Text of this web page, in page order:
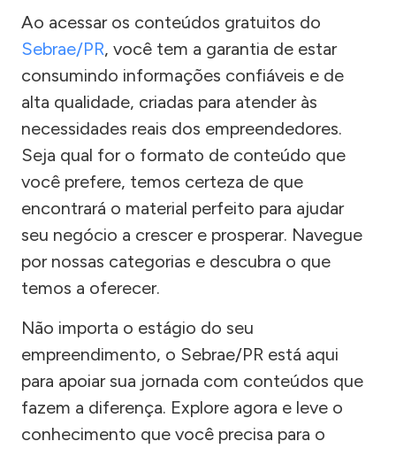
Ao acessar os conteúdos gratuitos do
Sebrae/PR, você tem a garantia de estar
consumindo informações confiáveis e de
alta qualidade, criadas para atender às
necessidades reais dos empreendedores.
Seja qual for o formato de conteúdo que
você prefere, temos certeza de que
encontrará o material perfeito para ajudar
seu negócio a crescer e prosperar. Navegue
por nossas categorias e descubra o que
temos a oferecer.
Não importa o estágio do seu
empreendimento, o Sebrae/PR está aqui
para apoiar sua jornada com conteúdos que
fazem a diferença. Explore agora e leve o
conhecimento que você precisa para o